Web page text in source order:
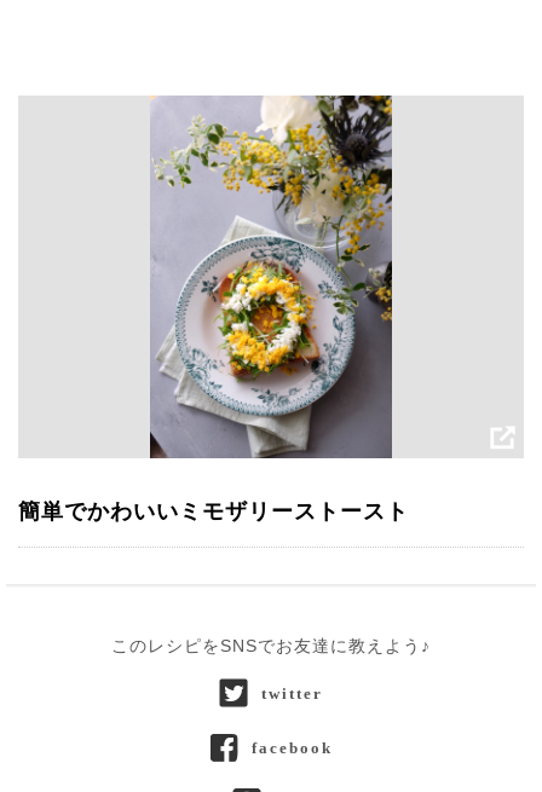
簡単でかわいいミモザリーストースト
このレシピをSNSでお友達に教えよう♪
twitter
facebook